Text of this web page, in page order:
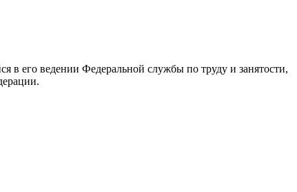
в его ведении Федеральной службы по труду и занятости,